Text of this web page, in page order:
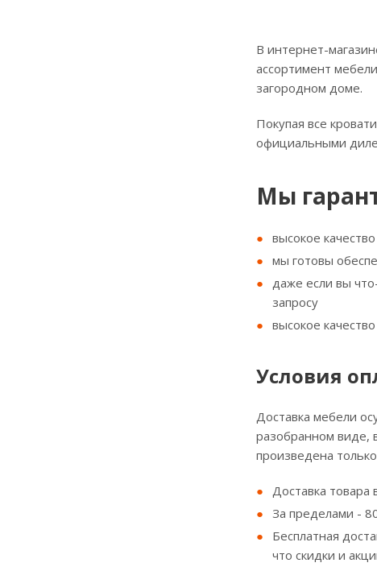
В интернет-
ассортимент
загородном доме.
Покупая все
официальными
Мы
высокое
мы готовы
даже если вы
запросу
высокое
Условия
Доставка мебели
разобранном виде,
произведена
Доставка товара
За пределами -
Бесплатная
что скидки и